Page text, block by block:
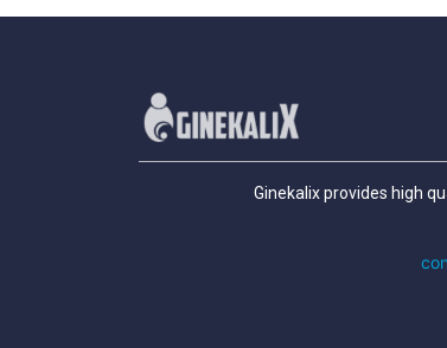
Ginekalix provides high